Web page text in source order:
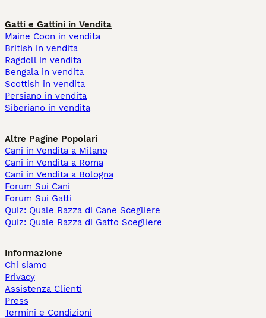
Gatti e Gattini in Vendita
Maine Coon in vendita
British in vendita
Ragdoll in vendita
Bengala in vendita
Scottish in vendita
Persiano in vendita
Siberiano in vendita
Altre Pagine Popolari
Cani in Vendita a Milano
Cani in Vendita a Roma
Cani in Vendita a Bologna
Forum Sui Cani
Forum Sui Gatti
Quiz: Quale Razza di Cane Scegliere
Quiz: Quale Razza di Gatto Scegliere
Informazione
Chi siamo
Privacy
Assistenza Clienti
Press
Termini e Condizioni